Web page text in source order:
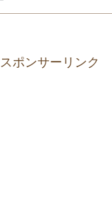
スポンサーリンク